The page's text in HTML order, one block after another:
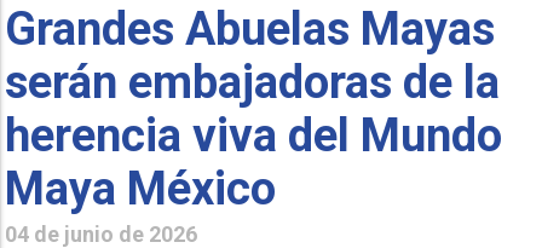
Grandes Abuelas Mayas
serán embajadoras de la
herencia viva del Mundo
Maya México
04 de junio de 2026